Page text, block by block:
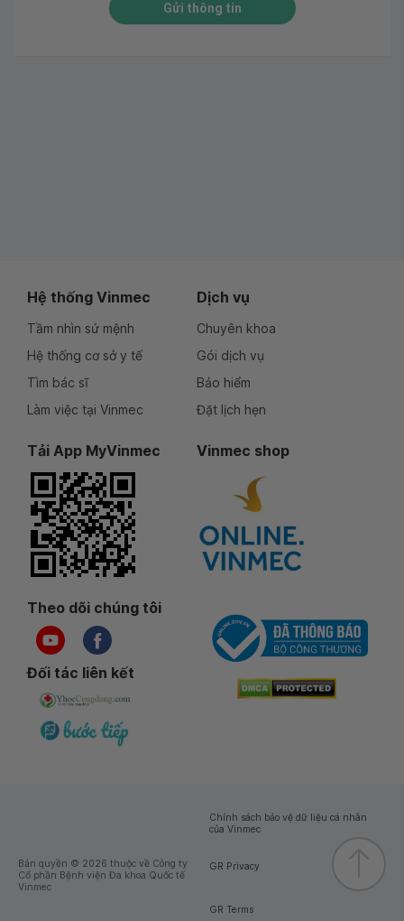
Gửi thông tin
Hệ thống Vinmec
Tầm nhìn sứ mệnh
Hệ thống cơ sở y tế
Tìm bác sĩ
Làm việc tại Vinmec
Dịch vụ
Chuyên khoa
Gói dịch vụ
Bảo hiểm
Đặt lịch hẹn
Tải App MyVinmec Vinmec shop
Theo dõi chúng tôi
Đối tác liên kết
Bản quyền © 2026 thuộc về Công ty
Cổ phần Bệnh viện Đa khoa Quốc tế
Vinmec
Chính sách bảo vệ dữ liệu cá nhân
của Vinmec
GR Privacy
GR Terms